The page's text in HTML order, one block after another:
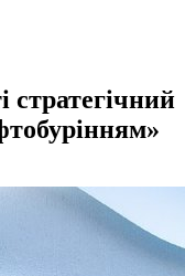
стратегічний